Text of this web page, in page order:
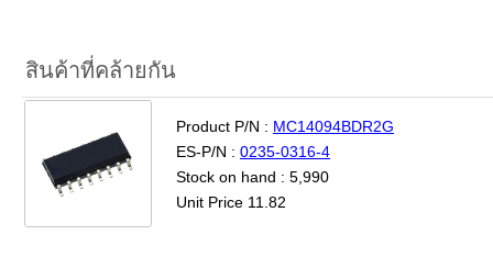
สินค้าที่คล้ายกัน
Product P/N : MC14094BDR2G
ES-P/N : 0235-0316-4
Stock on hand : 5,990
Unit Price 11.82